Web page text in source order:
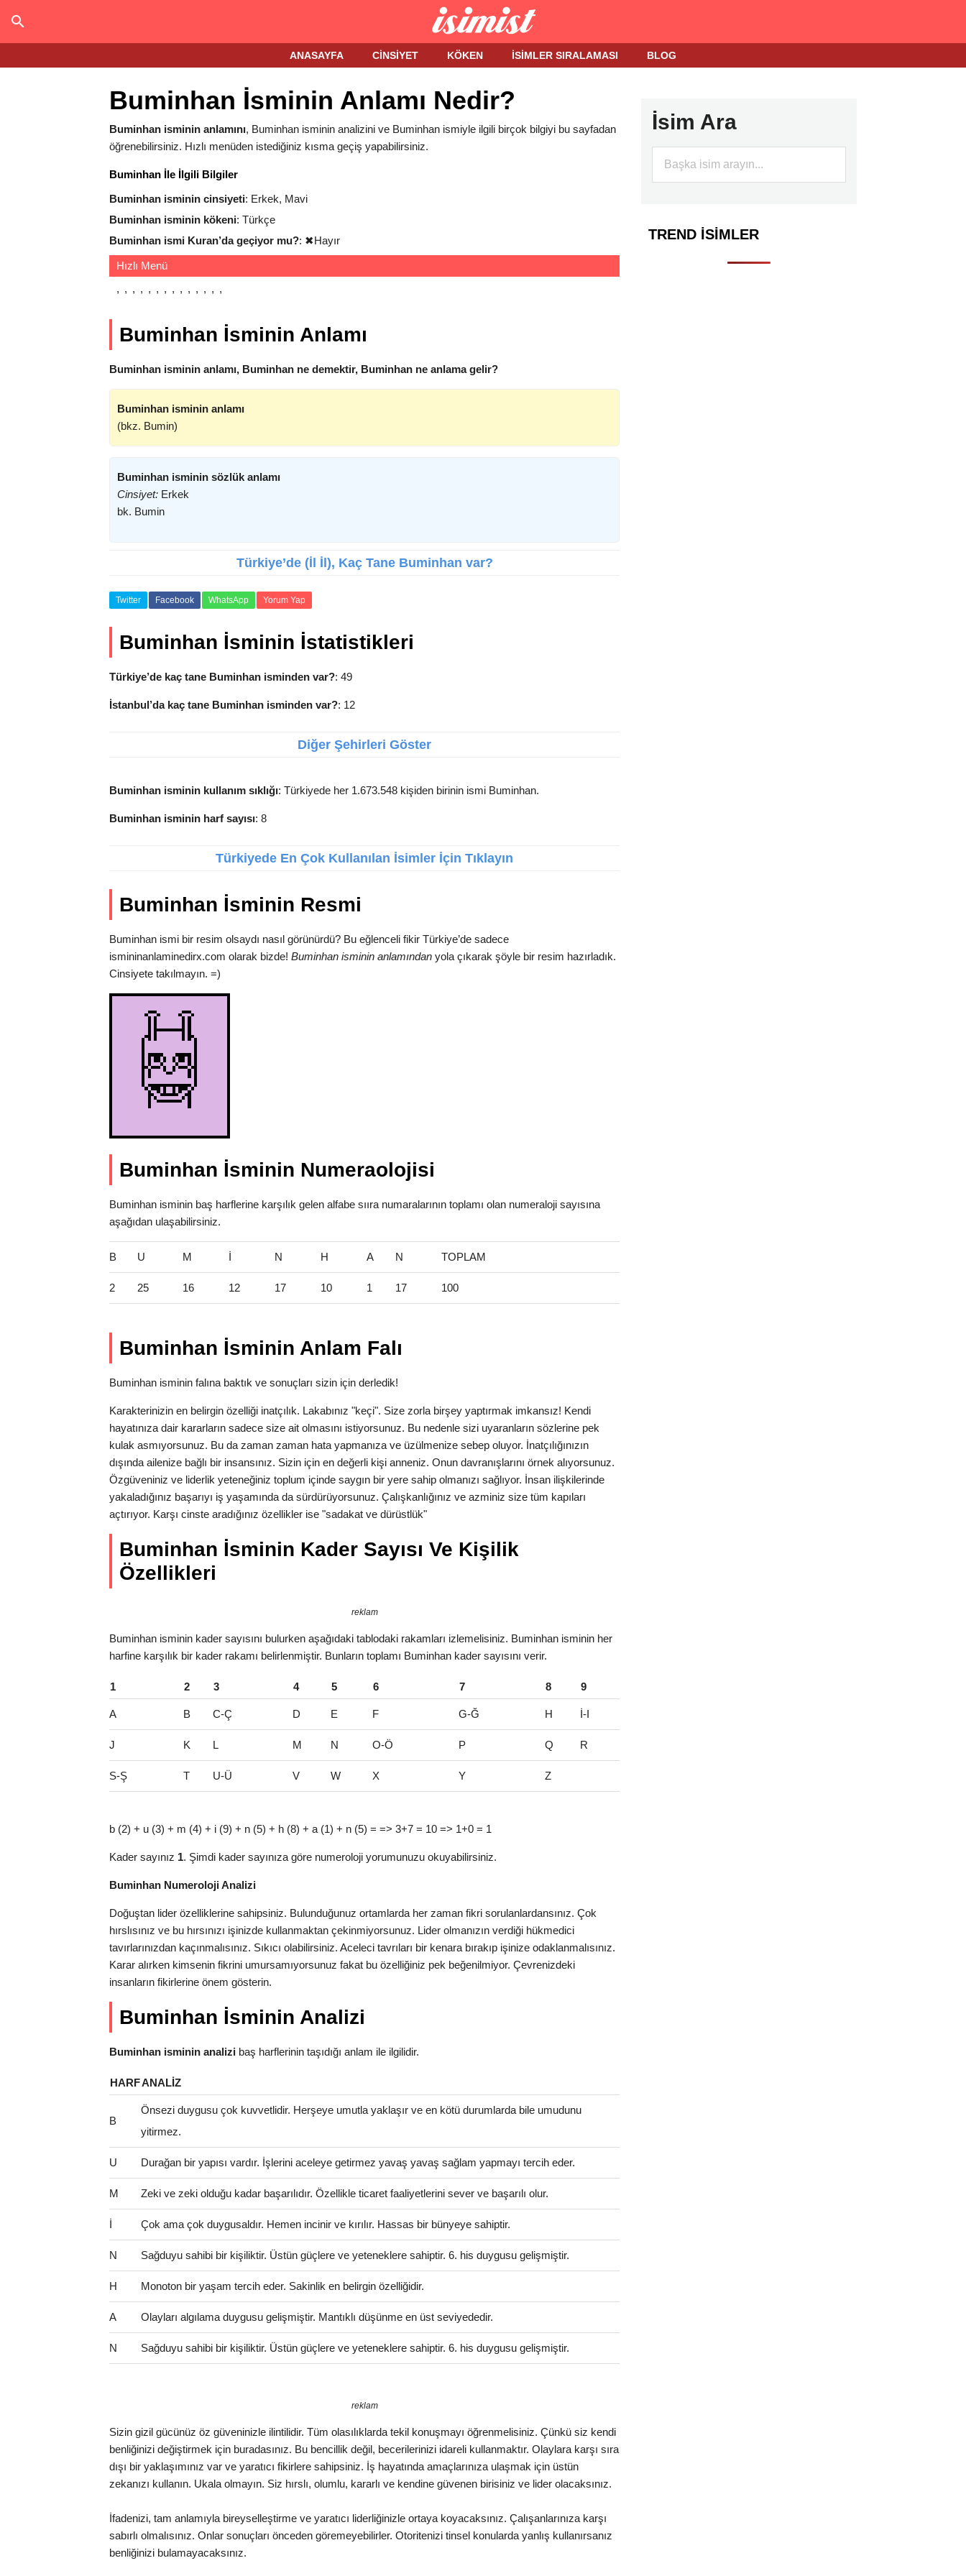
ANASAYFA CINSIYET KÖKEN İSIMLER SIRALAMASI BLOG
Buminhan İsminin Anlamı Nedir?
Buminhan isminin anlamını, Buminhan isminin analizini ve Buminhan ismiyle ilgili birçok bilgiyi bu sayfadan
öğrenebilirsiniz. Hızlı menüden istediğiniz kısma geçiş yapabilirsiniz.
Buminhan İle İlgili Bilgiler
Buminhan isminin cinsiyeti: Erkek, Mavi
Buminhan isminin kökeni: Türkçe
Buminhan ismi Kuran’da geçiyor mu?: ✖Hayır
Hızlı Menü
Buminhan İsminin Anlamı
Buminhan isminin anlamı, Buminhan ne demektir, Buminhan ne anlama gelir?
Buminhan isminin anlamı
(bkz. Bumin)
Buminhan isminin sözlük anlamı
Cinsiyet: Erkek
bk. Bumin
Türkiye’de (İl İl), Kaç Tane Buminhan var?
Twitter Facebook WhatsApp Yorum Yap
Buminhan İsminin İstatistikleri
Türkiye’de kaç tane Buminhan isminden var?: 49
İstanbul’da kaç tane Buminhan isminden var?: 12
Diğer Şehirleri Göster
Buminhan isminin kullanım sıklığı: Türkiyede her 1.673.548 kişiden birinin ismi Buminhan.
Buminhan isminin harf sayısı: 8
Türkiyede En Çok Kullanılan İsimler İçin Tıklayın
Buminhan İsminin Resmi
Buminhan ismi bir resim olsaydı nasıl görünürdü? Bu eğlenceli fikir Türkiye’de sadece
ismininanlaminedirx.com olarak bizde! Buminhan isminin anlamından yola çıkarak şöyle bir resim hazırladık.
Cinsiyete takılmayın. =)
Buminhan İsminin Numeraolojisi
Buminhan isminin baş harflerine karşılık gelen alfabe sııra numaralarının toplamı olan numeraloji sayısına
aşağıdan ulaşabilirsiniz.
B U M İ N H A N TOPLAM
2 25 16 12 17 10 1 17 100
Buminhan İsminin Anlam Falı
Buminhan isminin falına baktık ve sonuçları sizin için derledik!
Karakterinizin en belirgin özelliği inatçılık. Lakabınız "keçi". Size zorla birşey yaptırmak imkansız! Kendi
hayatınıza dair kararların sadece size ait olmasını istiyorsunuz. Bu nedenle sizi uyaranların sözlerine pek
kulak asmıyorsunuz. Bu da zaman zaman hata yapmanıza ve üzülmenize sebep oluyor. İnatçılığınızın
dışında ailenize bağlı bir insansınız. Sizin için en değerli kişi anneniz. Onun davranışlarını örnek alıyorsunuz.
Özgüveniniz ve liderlik yeteneğiniz toplum içinde saygın bir yere sahip olmanızı sağlıyor. İnsan ilişkilerinde
yakaladığınız başarıyı iş yaşamında da sürdürüyorsunuz. Çalışkanlığınız ve azminiz size tüm kapıları
açtırıyor. Karşı cinste aradığınız özellikler ise "sadakat ve dürüstlük"
Buminhan İsminin Kader Sayısı Ve Kişilik
Özellikleri
reklam
Buminhan isminin kader sayısını bulurken aşağıdaki tablodaki rakamları izlemelisiniz. Buminhan isminin her
harfine karşılık bir kader rakamı belirlenmiştir. Bunların toplamı Buminhan kader sayısını verir.
1 2 3 4 5 6 7 8 9
A B C-Ç D E F G-Ğ H İ-I
J K L M N O-Ö P Q R
S-Ş T U-Ü V W X Y Z
b (2) + u (3) + m (4) + i (9) + n (5) + h (8) + a (1) + n (5) = => 3+7 = 10 => 1+0 = 1
Kader sayınız 1. Şimdi kader sayınıza göre numeroloji yorumunuzu okuyabilirsiniz.
Buminhan Numeroloji Analizi
Doğuştan lider özelliklerine sahipsiniz. Bulunduğunuz ortamlarda her zaman fikri sorulanlardansınız. Çok
hırslısınız ve bu hırsınızı işinizde kullanmaktan çekinmiyorsunuz. Lider olmanızın verdiği hükmedici
tavırlarınızdan kaçınmalısınız. Sıkıcı olabilirsiniz. Aceleci tavrıları bir kenara bırakıp işinize odaklanmalısınız.
Karar alırken kimsenin fikrini umursamıyorsunuz fakat bu özelliğiniz pek beğenilmiyor. Çevrenizdeki
insanların fikirlerine önem gösterin.
Buminhan İsminin Analizi
Buminhan isminin analizi baş harflerinin taşıdığı anlam ile ilgilidir.
HARFANALIZ
B
Önsezi duygusu çok kuvvetlidir. Herşeye umutla yaklaşır ve en kötü durumlarda bile umudunu
yitirmez.
U Durağan bir yapısı vardır. İşlerini aceleye getirmez yavaş yavaş sağlam yapmayı tercih eder.
M Zeki ve zeki olduğu kadar başarılıdır. Özellikle ticaret faaliyetlerini sever ve başarılı olur.
İ Çok ama çok duygusaldır. Hemen incinir ve kırılır. Hassas bir bünyeye sahiptir.
N Sağduyu sahibi bir kişiliktir. Üstün güçlere ve yeteneklere sahiptir. 6. his duygusu gelişmiştir.
H Monoton bir yaşam tercih eder. Sakinlik en belirgin özelliğidir.
A Olayları algılama duygusu gelişmiştir. Mantıklı düşünme en üst seviyededir.
N Sağduyu sahibi bir kişiliktir. Üstün güçlere ve yeteneklere sahiptir. 6. his duygusu gelişmiştir.
reklam
Sizin gizil gücünüz öz güveninizle ilintilidir. Tüm olasılıklarda tekil konuşmayı öğrenmelisiniz. Çünkü siz kendi
benliğinizi değiştirmek için buradasınız. Bu bencillik değil, becerilerinizi idareli kullanmaktır. Olaylara karşı sıra
dışı bir yaklaşımınız var ve yaratıcı fikirlere sahipsiniz. İş hayatında amaçlarınıza ulaşmak için üstün
zekanızı kullanın. Ukala olmayın. Siz hırslı, olumlu, kararlı ve kendine güvenen birisiniz ve lider olacaksınız.
İfadenizi, tam anlamıyla bireyselleştirme ve yaratıcı liderliğinizle ortaya koyacaksınız. Çalışanlarınıza karşı
sabırlı olmalısınız. Onlar sonuçları önceden göremeyebilirler. Otoritenizi tinsel konularda yanlış kullanırsanız
benliğinizi bulamayacaksınız.
İsim Ara
TREND İSIMLER